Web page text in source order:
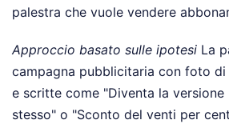
palestra che vuole vendere
Approccio basato sulle ipotesi La
campagna pubblicitaria con foto
e scritte come "Diventa la
stesso" o "Sconto del venti per